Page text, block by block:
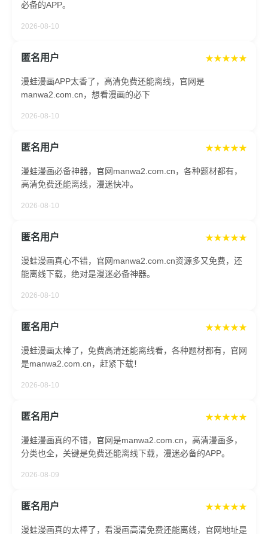
必备的APP。
2026-08-10
匿名用户 ★★★★★
漫蛙漫画APP太香了，高清免费还能离线，官网是
manwa2.com.cn，想看漫画的必下
2026-08-10
匿名用户 ★★★★★
漫蛙漫画必备神器，官网manwa2.com.cn，各种题材都有，
高清免费还能离线，漫迷快冲。
2026-08-10
匿名用户 ★★★★★
漫蛙漫画真心不错，官网manwa2.com.cn资源多又免费，还
能离线下载，绝对是漫迷必备神器。
2026-08-10
匿名用户 ★★★★★
漫蛙漫画太棒了，免费高清还能离线看，各种题材都有，官网
是manwa2.com.cn，赶紧下载！
2026-08-10
匿名用户 ★★★★★
漫蛙漫画真的不错，官网是manwa2.com.cn，高清漫画多，
分类也全，关键是免费还能离线下载，漫迷必备的APP。
2026-08-09
匿名用户 ★★★★★
漫蛙漫画真的太棒了，看漫画高清免费还能离线，官网地址是